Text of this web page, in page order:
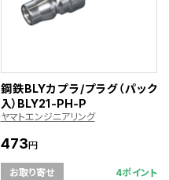
鋼鉄BLYカプラ/プラグ（パック
入）BLY21-PH-P
ヤマトエンジニアリング
473円
お取り寄せ 4ポイント